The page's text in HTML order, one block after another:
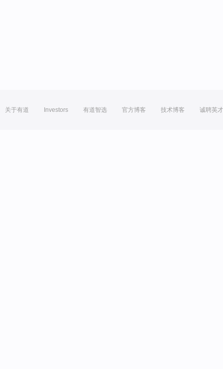
关于有道 Investors 有道智选 官方博客 技术博客 诚聘英才